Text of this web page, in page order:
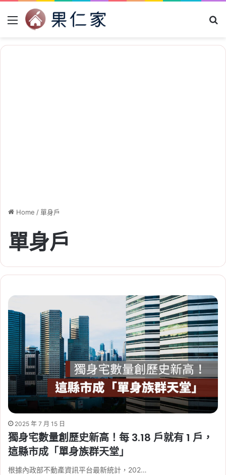
Menu
Home /單身戶
單身戶
2025 年 7 月 15 日
獨身宅數量創歷史新高！每 3.18 戶就有 1 戶，
這縣市成「單身族群天堂」
根據內政部不動產資訊平台最新統計，202…